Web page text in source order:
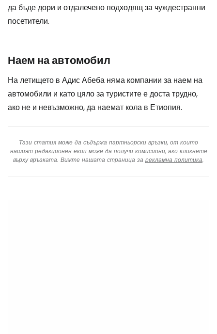
да бъде дори и отдалечено подходящ за чуждестранни
посетители.
Наем на автомобил
На летището в Адис Абеба няма компании за наем на
автомобили и като цяло за туристите е доста трудно,
ако не и невъзможно, да наемат кола в Етиопия.
Тази статия може да съдържа партньорски връзки, от които
нашият редакционен екип може да получи комисиони, ако кликнете
върху връзката. Вижте нашата страница за рекламна политика.